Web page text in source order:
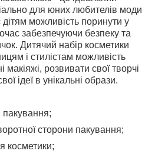
для юних любителів моди
можливість поринути у
забезпечуючи безпеку та
Дитячий набір косметики
і стилістам можливість
розвивати свої творчі
ідеї в унікальні образи.
пакування;
сторони пакування;
косметики;